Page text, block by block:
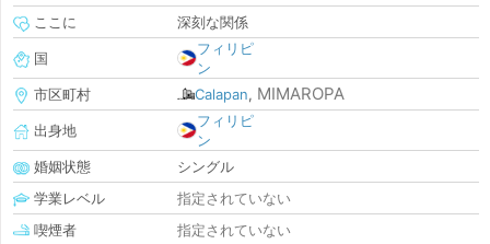
ここに
深刻な関係
国
フィリピ
ン
市区町村
Calapan, MIMAROPA
出身地
フィリピ
ン
婚姻状態
シングル
学業レベル
指定されていない
喫煙者
指定されていない